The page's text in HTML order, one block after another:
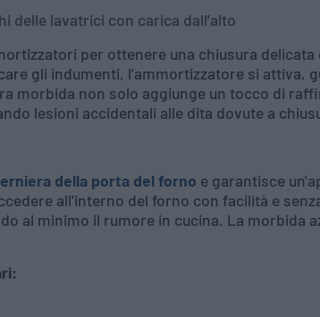
delle lavatrici con carica dall’alto
per ottenere una chiusura
gli indumenti, l’ammortizzatore si attiva,
morbida non solo aggiunge un tocco di
lesioni accidentali alle dita dovute a
della porta del forno e garantisce
all'interno del forno con facilità e
al minimo il rumore in cucina. La morbida